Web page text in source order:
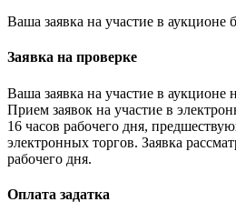
Ваша заявка на участие в аукционе
Заявка на проверке
Ваша заявка на участие в аукционе
Прием заявок на участие в
16 часов рабочего дня,
электронных торгов. Заявка
рабочего дня.
Оплата задатка